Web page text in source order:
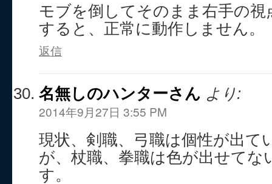
モブを倒してそのまま右手の視
すると、正常に動作しません。
返信
名無しのハンターさん より:
2014年9月27日 3:55 PM
現状、剣職、弓職は個性が出て
が、杖職、拳職は色が出せてな
す。